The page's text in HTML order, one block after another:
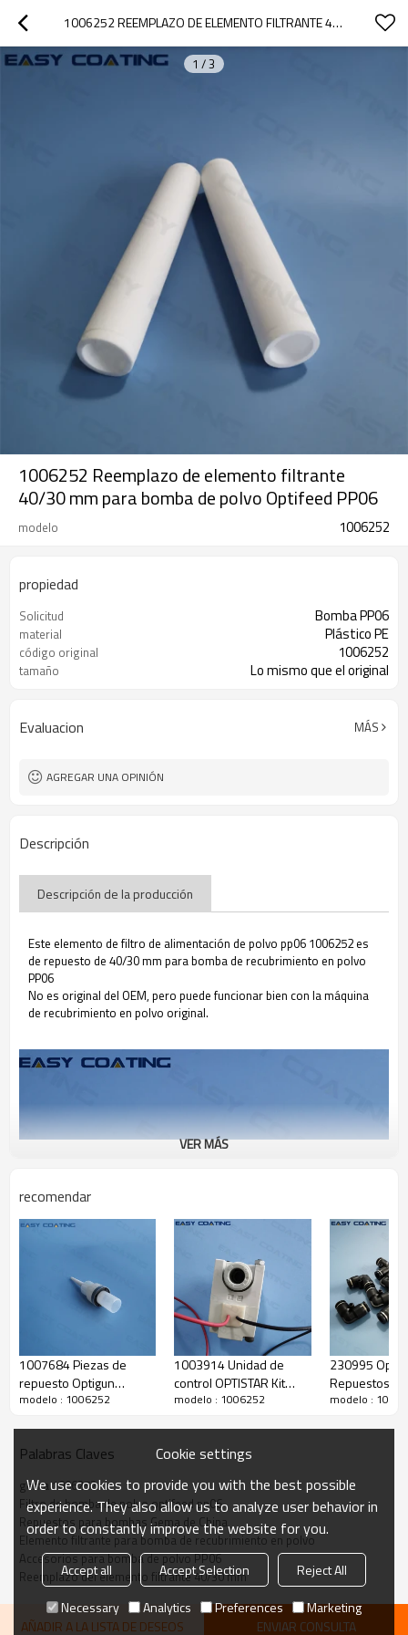
1006252 REEMPLAZO DE ELEMENTO FILTRANTE 40/30 MM PARA BOMBA DE POLVO OPTIFEED PP06
1 /3
1006252 Reemplazo de elemento filtrante
40/30 mm para bomba de polvo Optifeed PP06
modelo 1006252
propiedad
Solicitud Bomba PP06
material Plástico PE
código original 1006252
tamaño Lo mismo que el original
Evaluacion MÁS
AGREGAR UNA OPINIÓN
Descripción
Descripción de la producción
Este elemento de filtro de alimentación de polvo pp06 1006252 es
de repuesto de 40/30 mm para bomba de recubrimiento en polvo
PP06
No es original del OEM, pero puede funcionar bien con la máquina
de recubrimiento en polvo original.
Función de producción
nombre elemento filtrante
código original 1006 252
VER MÁS
recomendar
1007684 Piezas de
repuesto Optigun
Portaelectrodos planos
modelo : 1006252
1003914 Unidad de
control OPTISTAR Kit
solenoide - Ø 8-Ø 8 mm,
modelo : 1006252
230995
Repuestos
enchufable
modelo :
Palabras Claves
gema 1006252
Filtro de bomba de polvo optifeed pp06
Repuestos para bombas Gema de China
Elemento filtrante para bomba de recubrimiento en polvo
Accesorios para bomba de polvo PP06
Reemplazo del elemento filtrante 40/30 mm
AÑADIR A LA LISTA DE DESEOS ENVIAR CONSULTA
Cookie settings
We use cookies to provide you with the best possible
experience. They also allow us to analyze user behavior in
order to constantly improve the website for you.
Accept all Accept Selection
Reject All
Necessary
Analytics Preferences Marketing